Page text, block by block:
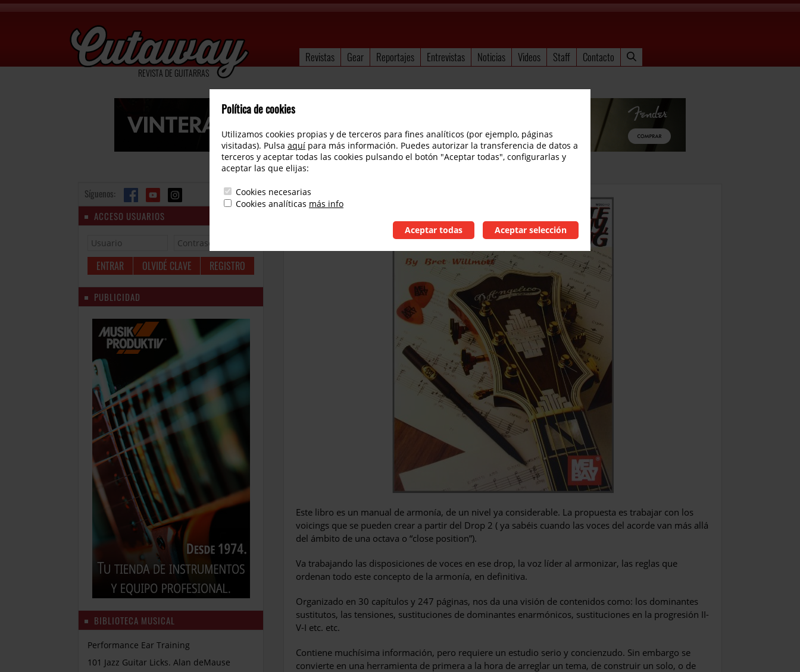
REVISTA DE GUITARRAS
Revistas Gear Reportajes Entrevistas Noticias Videos Staff Contacto
Book of Harmony, Theory & Voicing. Brett Willmott
Este libro es un manual de armonía, de un nivel ya considerable. La propuesta es trabajar con los
voicings que se pueden crear a partir del Drop 2 ( ya sabéis cuando las voces del acorde van más allá
del ámbito de una octava o “close position”).
Va trabajando las disposiciones de voces en ese drop, la voz líder al armonizar, las reglas que
ordenan todo este concepto de la armonía, en definitiva.
Organizado en 30 capítulos y 247 páginas, nos da una visión de contenidos como: los dominantes
sustitutos, las tensiones, sustituciones de dominantes enarmónicos, sustituciones en la progresión II-
V-I etc. etc.
Contiene muchísima información, pero requiere un estudio serio y concienzudo. Sin embargo se
convierte en una herramienta de primera a la hora de arreglar un tema, de construir un solo, o de
Síguenos:
ACCESO USUARIOS
OLVIDÉ CLAVE REGISTRO
PUBLICIDAD
BIBLIOTECA MUSICAL
Performance Ear Training
101 Jazz Guitar Licks. Alan deMause
Política de cookies
Utilizamos cookies propias y de terceros para fines analíticos (por ejemplo, páginas
visitadas). Pulsa aquí para más información. Puedes autorizar la transferencia de datos a
terceros y aceptar todas las cookies pulsando el botón "Aceptar todas", configurarlas y
aceptar las que elijas:
Cookies necesarias
Cookies analíticas más info
Aceptar todas Aceptar selección